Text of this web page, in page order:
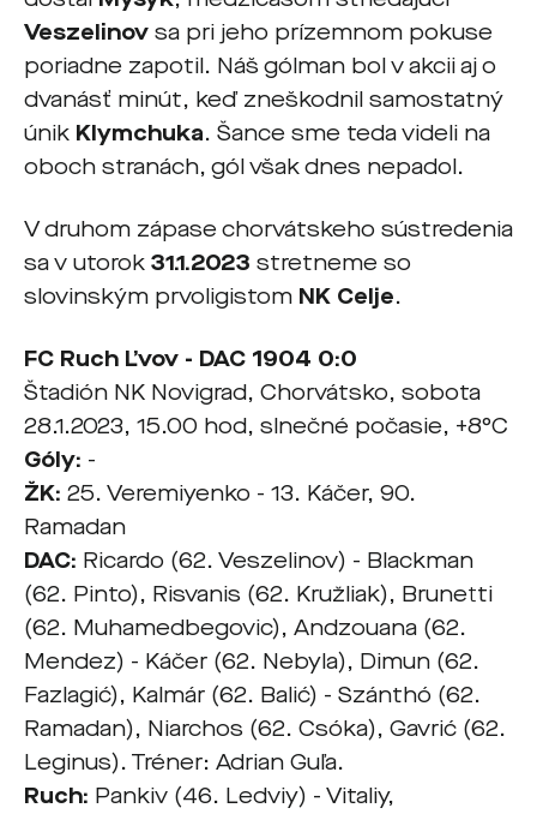
Veszelinov sa pri jeho prízemnom pokuse
poriadne zapotil. Náš gólman bol v akcii aj o
dvanásť minút, keď zneškodnil samostatný
únik Klymchuka. Šance sme teda videli na
oboch stranách, gól však dnes nepadol.
V druhom zápase chorvátskeho sústredenia
sa v utorok 31.1.2023 stretneme so
slovinským prvoligistom NK Celje.
FC Ruch Ľvov - DAC 1904 0:0
Štadión NK Novigrad, Chorvátsko, sobota
28.1.2023, 15.00 hod, slnečné počasie, +8°C
Góly: -
ŽK: 25. Veremiyenko - 13. Káčer, 90.
Ramadan
DAC: Ricardo (62. Veszelinov) - Blackman
(62. Pinto), Risvanis (62. Kružliak), Brunetti
(62. Muhamedbegovic), Andzouana (62.
Mendez) - Káčer (62. Nebyla), Dimun (62.
Fazlagić), Kalmár (62. Balić) - Szánthó (62.
Ramadan), Niarchos (62. Csóka), Gavrić (62.
Leginus). Tréner: Adrian Guľa.
Ruch: Pankiv (46. Ledviy) - Vitaliy,